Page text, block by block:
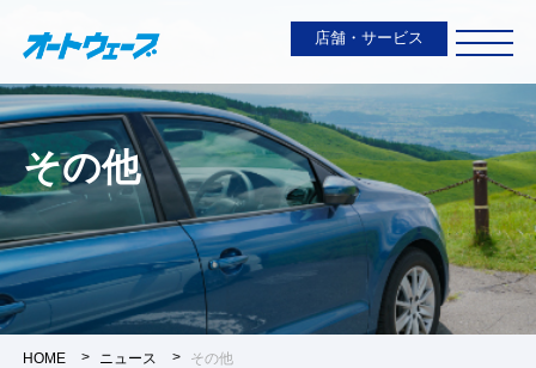
店舗・サービス
その他
HOME ニュース その他